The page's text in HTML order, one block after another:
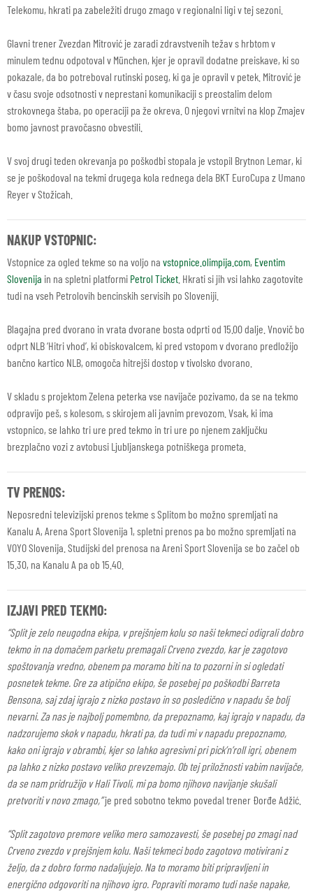
Telekomu, hkrati pa zabeležiti drugo zmago v regionalni ligi v tej sezoni.
Glavni trener Zvezdan Mitrović je zaradi zdravstvenih težav s hrbtom v
minulem tednu odpotoval v München, kjer je opravil dodatne preiskave, ki so
pokazale, da bo potreboval rutinski poseg, ki ga je opravil v petek. Mitrović je
v času svoje odsotnosti v neprestani komunikaciji s preostalim delom
strokovnega štaba, po operaciji pa že okreva. O njegovi vrnitvi na klop Zmajev
bomo javnost pravočasno obvestili.
V svoj drugi teden okrevanja po poškodbi stopala je vstopil Brytnon Lemar, ki
se je poškodoval na tekmi drugega kola rednega dela BKT EuroCupa z Umano
Reyer v Stožicah.
NAKUP VSTOPNIC:
Vstopnice za ogled tekme so na voljo na vstopnice.olimpija.com, Eventim
Slovenija in na spletni platformi Petrol Ticket . Hkrati si jih vsi lahko zagotovite
tudi na vseh Petrolovih bencinskih servisih po Sloveniji.
Blagajna pred dvorano in vrata dvorane bosta odprti od 15.00 dalje. Vnovič bo
odprt NLB ‘Hitri vhod’, ki obiskovalcem, ki pred vstopom v dvorano predložijo
bančno kartico NLB, omogoča hitrejši dostop v tivolsko dvorano.
V skladu s projektom Zelena peterka vse navijače pozivamo, da se na tekmo
odpravijo peš, s kolesom, s skirojem ali javnim prevozom. Vsak, ki ima
vstopnico, se lahko tri ure pred tekmo in tri ure po njenem zaključku
brezplačno vozi z avtobusi Ljubljanskega potniškega prometa.
TV PRENOS:
Neposredni televizijski prenos tekme s Splitom bo možno spremljati na
Kanalu A, Arena Sport Slovenija 1, spletni prenos pa bo možno spremljati na
VOYO Slovenija. Studijski del prenosa na Areni Sport Slovenija se bo začel ob
15.30, na Kanalu A pa ob 15.40.
IZJAVI PRED TEKMO:
“Split je zelo neugodna ekipa, v prejšnjem kolu so naši tekmeci odigrali dobro
tekmo in na domačem parketu premagali Crveno zvezdo, kar je zagotovo
spoštovanja vredno, obenem pa moramo biti na to pozorni in si ogledati
posnetek tekme. Gre za atipično ekipo, še posebej po poškodbi Barreta
Bensona, saj zdaj igrajo z nizko postavo in so posledično v napadu še bolj
nevarni. Za nas je najbolj pomembno, da prepoznamo, kaj igrajo v napadu, da
nadzorujemo skok v napadu, hkrati pa, da tudi mi v napadu prepoznamo,
kako oni igrajo v obrambi, kjer so lahko agresivni pri pick’n’roll igri, obenem
pa lahko z nizko postavo veliko prevzemajo. Ob tej priložnosti vabim navijače,
da se nam pridružijo v Hali Tivoli, mi pa bomo njihovo navijanje skušali
pretvoriti v novo zmago,”je pred sobotno tekmo povedal trener Đorđe Adžić.
“Split zagotovo premore veliko mero samozavesti, še posebej po zmagi nad
Crveno zvezdo v prejšnjem kolu. Naši tekmeci bodo zagotovo motivirani z
željo, da z dobro formo nadaljujejo. Na to moramo biti pripravljeni in
energično odgovoriti na njihovo igro. Popraviti moramo tudi naše napake,